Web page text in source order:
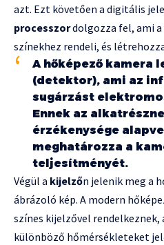
azt. Ezt követően a digitális
processzordolgozza fel, ami
színekhez rendeli, és
A hőképező kamera
(detektor), ami az
sugárzást
Ennek az
érzékenysége
meghatározza a
teljesítményét.
Végül a kijelzőn jelenik meg a
ábrázoló kép. A modern
színes kijelzővel
különböző hőmérsékleteket